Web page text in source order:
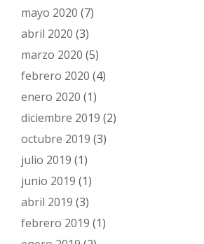
mayo 2020 (7)
abril 2020 (3)
marzo 2020 (5)
febrero 2020 (4)
enero 2020 (1)
diciembre 2019 (2)
octubre 2019 (3)
julio 2019 (1)
junio 2019 (1)
abril 2019 (3)
febrero 2019 (1)